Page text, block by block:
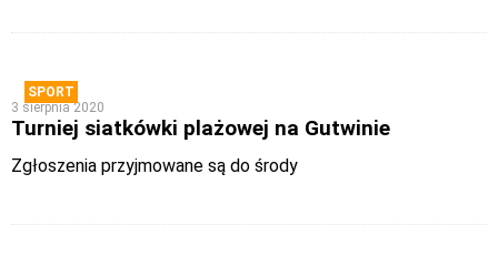
SPORT
3 sierpnia 2020
Turniej siatkówki plażowej na Gutwinie
Zgłoszenia przyjmowane są do środy